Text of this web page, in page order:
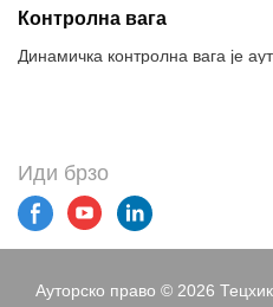
Контролна вага
Иди брзо
Ауторско право © 2026